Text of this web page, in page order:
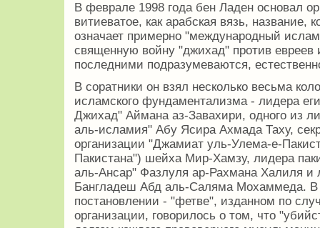
В феврале 1998 года бен Ладен основал
витиеватое, как арабская вязь, название,
означает примерно "международный
священную войну "джихад" против евреев
последними подразумеваются,
В соратники он взял несколько весьма
исламского фундаментализма - лидера
Джихад" Аймана аз-Завахири, одного из
аль-исламия" Абу Ясира Ахмада Таху,
организации "Джамиат уль-Улема-е-
Пакистана") шейха Мир-Хамзу, лидера
аль-Ансар" Фазлуля ар-Рахмана Халиля
Бангладеш Абд аль-Саляма Мохаммеда. В
постановлении - "фетве", изданном по
организации, говорилось о том, что